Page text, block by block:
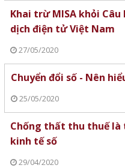
Khai trừ MISA khỏi Câu
dịch điện tử Việt Nam
27/05/2020
Chuyển đổi số - Nên
25/05/2020
Chống thất thu thuế là
kinh tế số
29/04/2020